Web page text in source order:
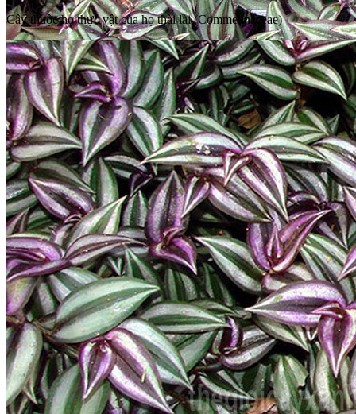
Cây thuộc họ thực vật của họ thài lài (Commelinaceae)